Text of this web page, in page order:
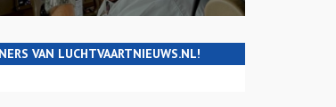
VAN LUCHTVAARTNIEUWS.NL!